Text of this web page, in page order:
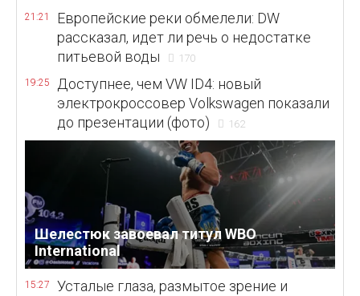
21:21
Европейские реки обмелели: DW
рассказал, идет ли речь о недостатке
питьевой воды
170
19:25
Доступнее, чем VW ID4: новый
электрокроссовер Volkswagen показали
до презентации (фото)
162
Шелестюк завоевал титул WBO
International
15:27
Усталые глаза, размытое зрение и